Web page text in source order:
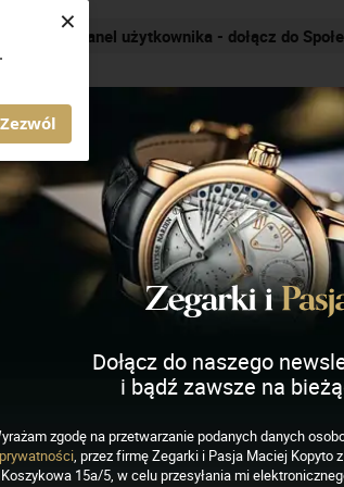
Zezwól
× Nakręcamy pozytywnie...
ZEGARKI I PASJA
II i zegarek
Dołącz do naszego
i bądź zawsze na
zgodę na przetwarzanie podanych danych
prywatności, przez firmę Zegarki i Pasja Maciej Kopyto
Koszykowa 15a/5, w celu przesyłania mi